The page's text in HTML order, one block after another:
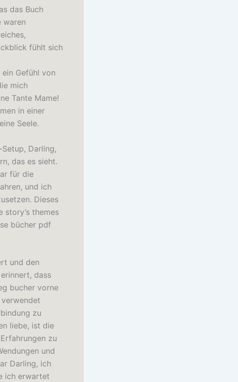
das Buch
waren
fühlt sich
Gefühl von
mich
Tante Mame!
in einer
Seele.
Darling,
das es sieht.
für die
und ich
Dieses
story’s themes
bücher pdf
und den
dass
bucher vorne
zu
liebe, ist die
zu
und
Darling, ich
ich erwartet